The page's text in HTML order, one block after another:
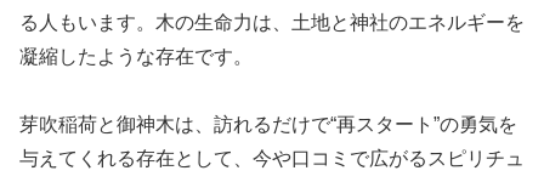
る人もいます。木の生命力は、土地と神社のエネルギーを
凝縮したような存在です。
芽吹稲荷と御神木は、訪れるだけで“再スタート”の勇気を
与えてくれる存在として、今や口コミで広がるスピリチュ